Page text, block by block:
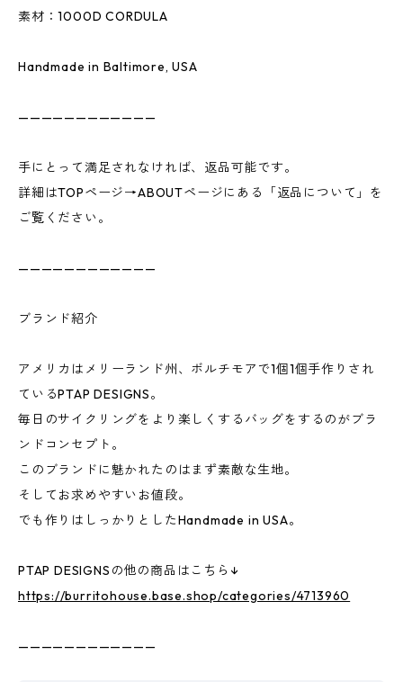
素材：1000D CORDULA
Handmade in Baltimore, USA
————————————
手にとって満足されなければ、返品可能です。
詳細はTOPページ→ABOUTページにある「返品について」を
ご覧ください。
————————————
ブランド紹介
アメリカはメリーランド州、ボルチモアで1個1個手作りされ
ているPTAP DESIGNS。
毎日のサイクリングをより楽しくするバッグをするのがブラ
ンドコンセプト。
このブランドに魅かれたのはまず素敵な生地。
そしてお求めやすいお値段。
でも作りはしっかりとしたHandmade in USA。
PTAP DESIGNSの他の商品はこちら↓
https://burritohouse.base.shop/categories/4713960
————————————